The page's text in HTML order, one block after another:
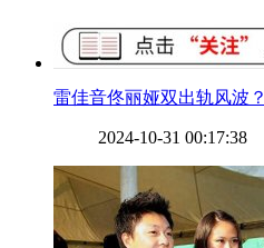
​雷佳音佟丽娅双出轨风波？
2024-10-31 00:17:38